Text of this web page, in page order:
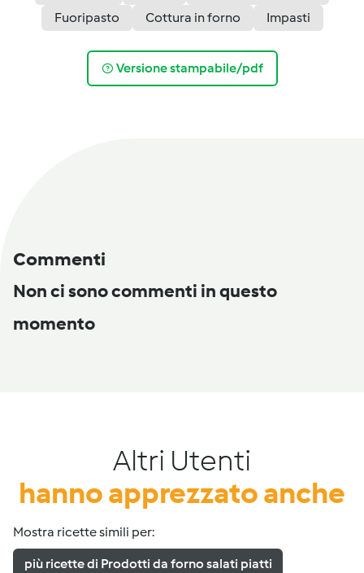
Fuoripasto
Cottura in forno Impasti
Versione stampabile/pdf
Commenti
Non ci sono commenti in questo
momento
Altri Utenti
hanno apprezzato anche
Mostra ricette simili per:
più ricette di Prodotti da forno salati piatti